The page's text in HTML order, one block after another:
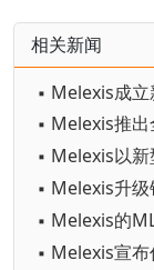
相关新闻
▪ Melexis以
▪ Melexis升级